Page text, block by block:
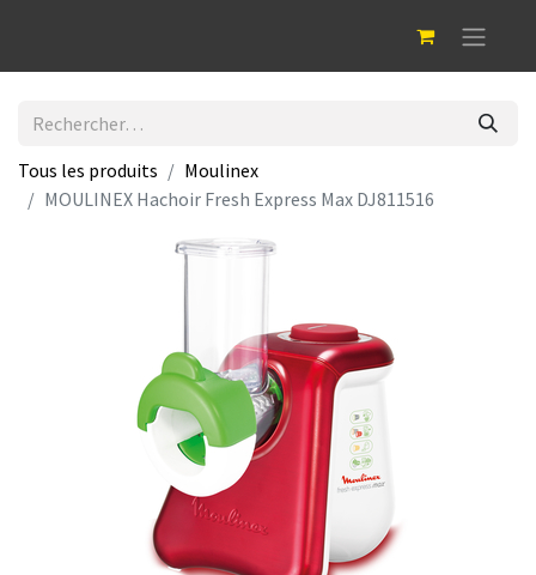
Tous les produits
Moulinex
MOULINEX Hachoir Fresh Express Max DJ811516